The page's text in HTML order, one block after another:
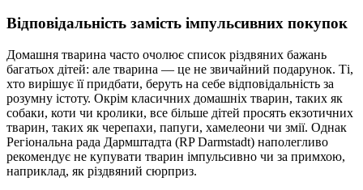
Відповідальність замість імпульсивних покупок
Домашня тварина часто очолює список різдвяних бажань
багатьох дітей: але тварина — це не звичайний подарунок. Ті,
хто вирішує її придбати, беруть на себе відповідальність за
розумну істоту. Окрім класичних домашніх тварин, таких як
собаки, коти чи кролики, все більше дітей просять екзотичних
тварин, таких як черепахи, папуги, хамелеони чи змії. Однак
Регіональна рада Дармштадта (RP Darmstadt) наполегливо
рекомендує не купувати тварин імпульсивно чи за примхою,
наприклад, як різдвяний сюрприз.